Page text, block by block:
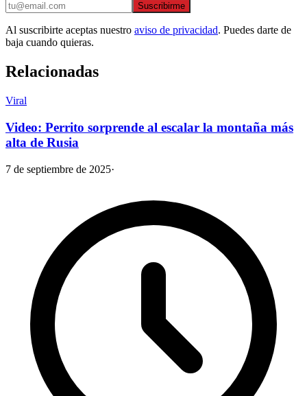
Suscribirme
Al suscribirte aceptas nuestro aviso de privacidad. Puedes darte de
baja cuando quieras.
Relacionadas
Viral
Video: Perrito sorprende al escalar la montaña más
alta de Rusia
7 de septiembre de 2025·